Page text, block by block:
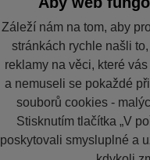
Záleží nám na tom, aby
stránkách rychle našli
reklamy na věci, které
a nemuseli se pokaždé
souborů cookies -
Stisknutím tlačítka „V
poskytovali smysluplné a